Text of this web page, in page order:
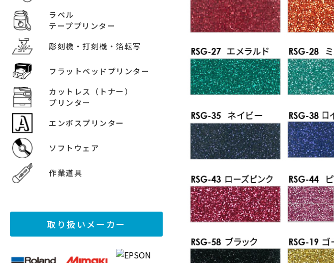
ラベル
テーププリンター
彫刻機・打刻機・箔転写
フラットベッドプリンター
カットレス（トナー）
プリンター
エンボスプリンター
ソフトウェア
作業道具
取り扱いメーカー